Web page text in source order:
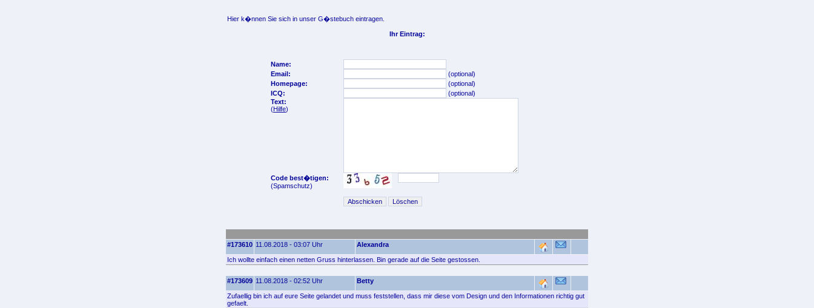
Hier k�nnen Sie sich in unser G�stebuch eintragen.
Ihr Eintrag:
Name:
Email:
(optional)
Homepage:
(optional)
ICQ:
(optional)
Text:
(Hilfe)
Code best�tigen:
(Spamschutz)
#173610 11.08.2018 - 03:07 Uhr Alexandra
Ich wollte einfach einen netten Gruss hinterlassen. Bin gerade auf die Seite gestossen.
#173609 11.08.2018 - 02:52 Uhr Betty
Zufaellig bin ich auf eure Seite gelandet und muss feststellen, dass mir diese vom Design und den Informationen richtig gut
gefaelt.